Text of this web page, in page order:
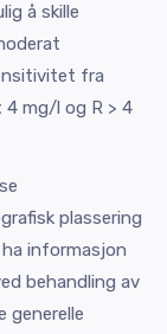
å skille
fra
4 mg/l og R > 4
plassering
informasjon
behandling av
generelle